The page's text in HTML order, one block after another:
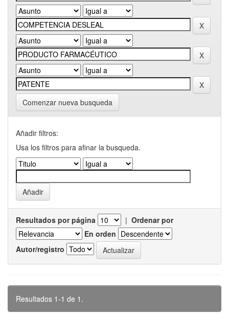
Comenzar nueva busqueda
Añadir filtros:
Usa los filtros para afinar la busqueda.
Resultados por página | Ordenar por
En orden
Autor/registro
Resultados 1-1 de 1.